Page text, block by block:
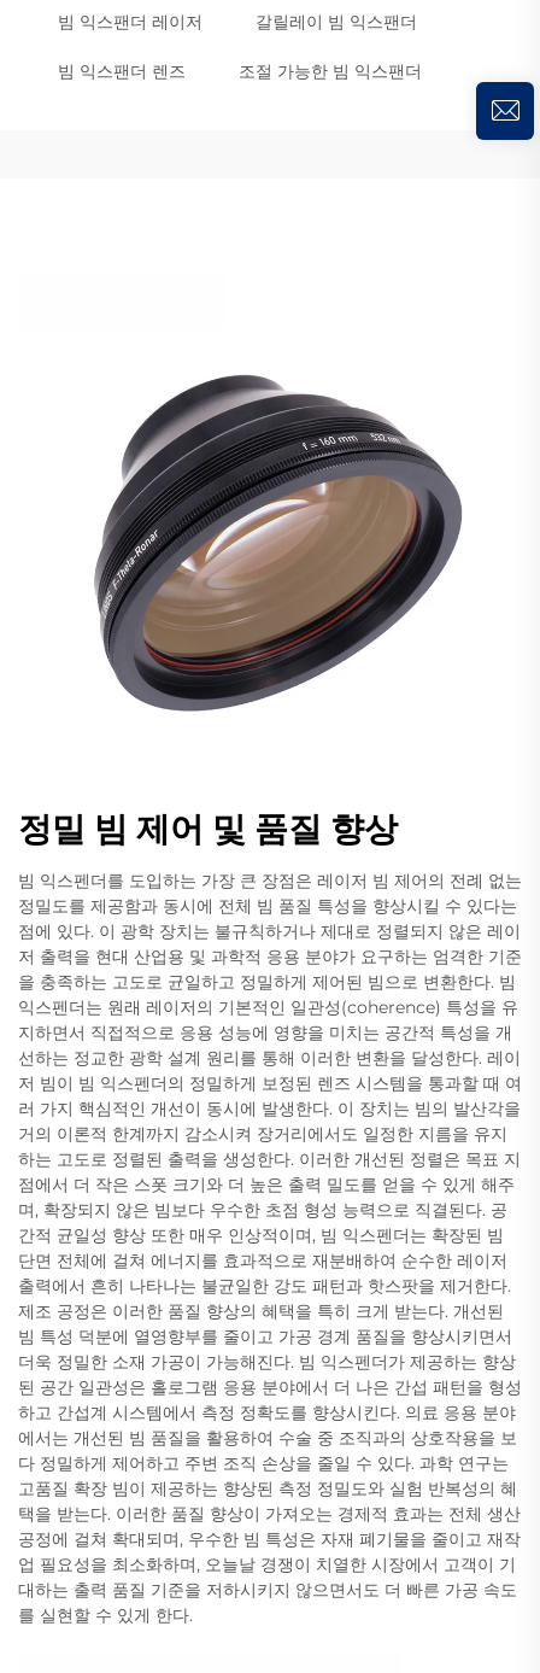
빔 익스팬더 레이저 갈릴레이 빔 익스팬더
빔 익스팬더 렌즈 조절 가능한 빔 익스팬더
정밀 빔 제어 및 품질 향상
빔 익스펜더를 도입하는 가장 큰 장점은 레이저 빔 제어의 전례 없는
정밀도를 제공함과 동시에 전체 빔 품질 특성을 향상시킬 수 있다는
점에 있다. 이 광학 장치는 불규칙하거나 제대로 정렬되지 않은 레이
저 출력을 현대 산업용 및 과학적 응용 분야가 요구하는 엄격한 기준
을 충족하는 고도로 균일하고 정밀하게 제어된 빔으로 변환한다. 빔
익스펜더는 원래 레이저의 기본적인 일관성(coherence) 특성을 유
지하면서 직접적으로 응용 성능에 영향을 미치는 공간적 특성을 개
선하는 정교한 광학 설계 원리를 통해 이러한 변환을 달성한다. 레이
저 빔이 빔 익스펜더의 정밀하게 보정된 렌즈 시스템을 통과할 때 여
러 가지 핵심적인 개선이 동시에 발생한다. 이 장치는 빔의 발산각을
거의 이론적 한계까지 감소시켜 장거리에서도 일정한 지름을 유지
하는 고도로 정렬된 출력을 생성한다. 이러한 개선된 정렬은 목표 지
점에서 더 작은 스폿 크기와 더 높은 출력 밀도를 얻을 수 있게 해주
며, 확장되지 않은 빔보다 우수한 초점 형성 능력으로 직결된다. 공
간적 균일성 향상 또한 매우 인상적이며, 빔 익스펜더는 확장된 빔
단면 전체에 걸쳐 에너지를 효과적으로 재분배하여 순수한 레이저
출력에서 흔히 나타나는 불균일한 강도 패턴과 핫스팟을 제거한다.
제조 공정은 이러한 품질 향상의 혜택을 특히 크게 받는다. 개선된
빔 특성 덕분에 열영향부를 줄이고 가공 경계 품질을 향상시키면서
더욱 정밀한 소재 가공이 가능해진다. 빔 익스펜더가 제공하는 향상
된 공간 일관성은 홀로그램 응용 분야에서 더 나은 간섭 패턴을 형성
하고 간섭계 시스템에서 측정 정확도를 향상시킨다. 의료 응용 분야
에서는 개선된 빔 품질을 활용하여 수술 중 조직과의 상호작용을 보
다 정밀하게 제어하고 주변 조직 손상을 줄일 수 있다. 과학 연구는
고품질 확장 빔이 제공하는 향상된 측정 정밀도와 실험 반복성의 혜
택을 받는다. 이러한 품질 향상이 가져오는 경제적 효과는 전체 생산
공정에 걸쳐 확대되며, 우수한 빔 특성은 자재 폐기물을 줄이고 재작
업 필요성을 최소화하며, 오늘날 경쟁이 치열한 시장에서 고객이 기
대하는 출력 품질 기준을 저하시키지 않으면서도 더 빠른 가공 속도
를 실현할 수 있게 한다.